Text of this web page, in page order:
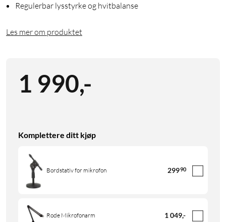
Regulerbar lysstyrke og hvitbalanse
Les mer om produktet
1 990,-
Komplettere ditt kjøp
Bordstativ for mikrofon 29990
Rode Mikrofonarm 1 049,-